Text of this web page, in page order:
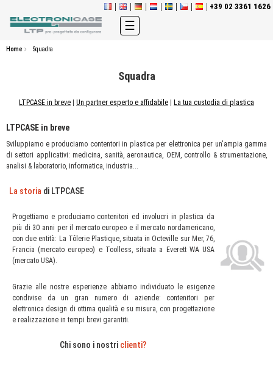
+39 02 3361 1626
navigazione
Toggle
☰
Home Squadra
Squadra
LTPCASE in breve Un partner esperto e affidabile La tua custodia di plastica
LTPCASE in breve
Sviluppiamo e produciamo contentori in plastica per elettronica per un'ampia gamma
di settori applicativi: medicina, sanità, aeronautica, OEM, controllo & strumentazione,
analisi & laboratorio, informatica, industria...
La storia di LTPCASE
Progettiamo e produciamo contenitori ed involucri in plastica da
più di 30 anni per il mercato europeo e il mercato nordamericano,
con due entità: La Tôlerie Plastique, situata in Octeville sur Mer, 76,
Francia (mercato europeo) e Toolless, situata a Everett WA USA
(mercato USA).
Grazie alle nostre esperienze abbiamo individuato le esigenze
condivise da un gran numero di aziende: contenitori per
elettronica design di ottima qualità e su misura, con progettazione
e realizzazione in tempi brevi garantiti.
Chi sono i nostri clienti?